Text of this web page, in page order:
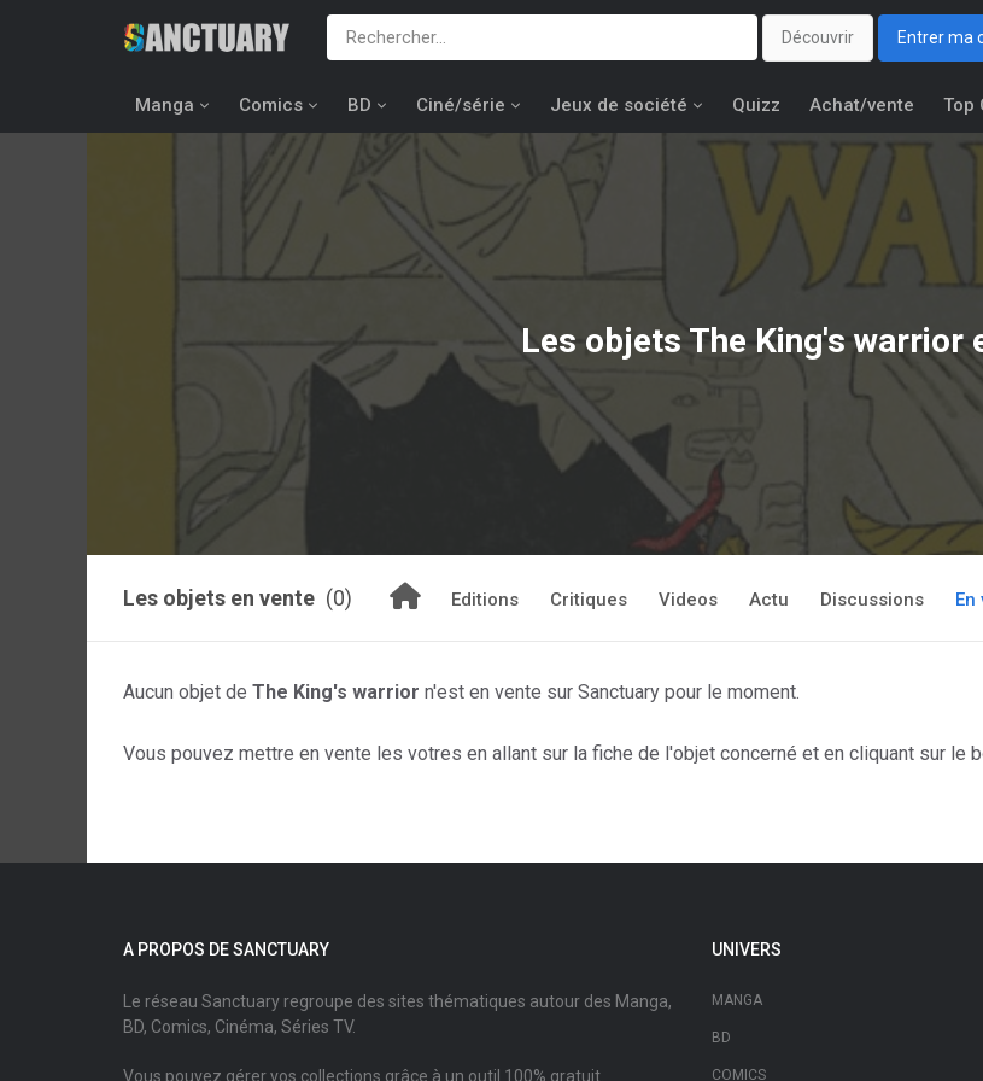
Découvrir Entrer ma
Manga Comics BD Ciné/série Jeux de société Quizz Achat/vente Top
Les objetsThe King's warrior
Les objets en vente (0) Editions Critiques Videos Actu Discussions En
Aucun objet de The King's warrior n'est en vente sur Sanctuary pour le moment.
Vous pouvez mettre en vente les votres en allant sur la fiche de l'objet concerné et en cliquant sur le
A PROPOS DE SANCTUARY
Le réseau Sanctuary regroupe des sites thématiques autour des Manga,
BD, Comics, Cinéma, Séries TV.
Vous pouvez gérer vos collections grâce à un outil 100% gratuit.
UNIVERS
MANGA
BD
COMICS